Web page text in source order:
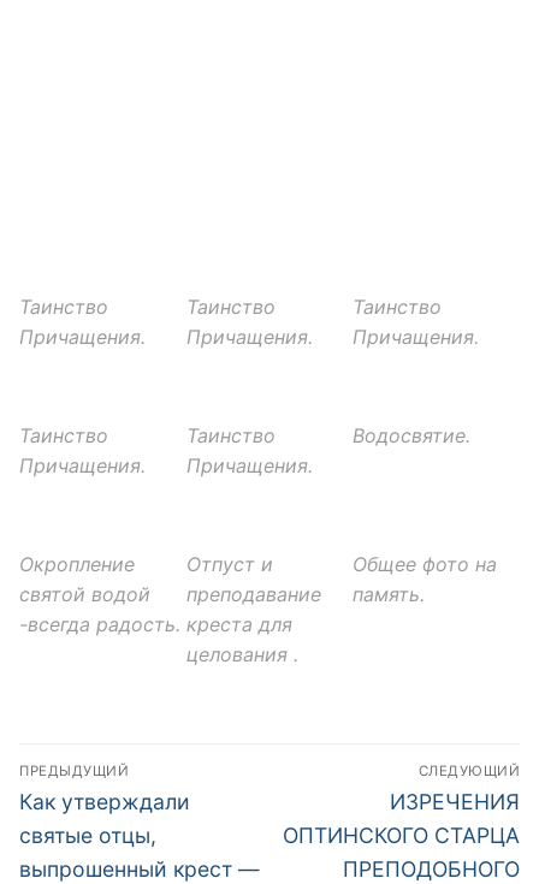
Таинство
Причащения.
Таинство
Причащения.
Таинство
Причащения.
Таинство
Причащения.
Таинство
Причащения.
Водосвятие.
Окропление
святой водой
-всегда радость.
Отпуст и
преподавание
креста для
целования .
Общее фото на
память.
Навигация
по
записям
ПРЕДЫДУЩИЙ
Предыдущая
запись:
Как утверждали
святые отцы,
выпрошенный крест —
СЛЕДУЮЩИЙ
Следующая
запись:
ИЗРЕЧЕНИЯ
ОПТИНСКОГО СТАРЦА
ПРЕПОДОБНОГО